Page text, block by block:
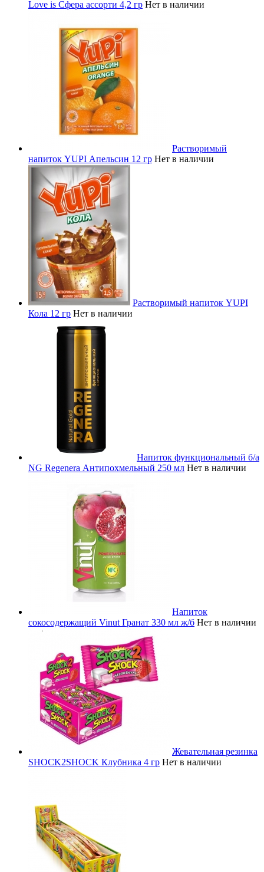
Love is Сфера ассорти 4,2 гр Нет в наличии
Растворимый
напиток YUPI Апельсин 12 гр Нет в наличии
Растворимый напиток YUPI
Кола 12 гр Нет в наличии
Напиток функциональный б/а
NG Regenera Антипохмельный 250 мл Нет в наличии
Напиток
сокосодержащий Vinut Гранат 330 мл ж/б Нет в наличии
Жевательная резинка
SHOCK2SHOCK Клубника 4 гр Нет в наличии